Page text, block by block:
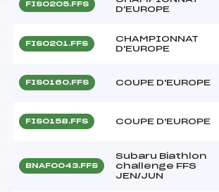
FIS0205.FFS
D'EUROPE
FIS0201.FFS
CHAMPIONNAT
D'EUROPE
FIS0160.FFS COUPE D'EUROPE
FIS0158.FFS COUPE D'EUROPE
BNAF0043.FFS
Subaru Biathlon
challenge FFS
JEN/JUN